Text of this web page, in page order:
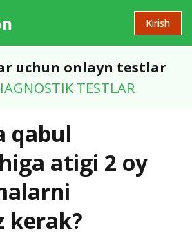
Kirish
uchun onlayn testlar
TESTLAR
qabul
atigi 2 oy
kerak?